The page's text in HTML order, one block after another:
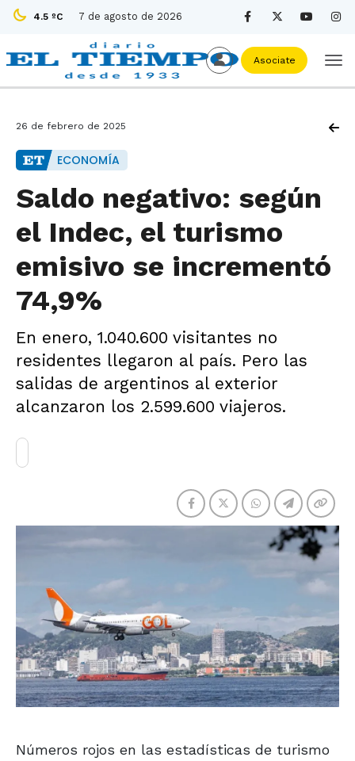
4.5 ºC 7 de agosto de 2026
Asociate
26 de febrero de 2025
ECONOMÍA
Saldo negativo: según
el Indec, el turismo
emisivo se incrementó
74,9%
En enero, 1.040.600 visitantes no
residentes llegaron al país. Pero las
salidas de argentinos al exterior
alcanzaron los 2.599.600 viajeros.
Números rojos en las estadísticas de turismo